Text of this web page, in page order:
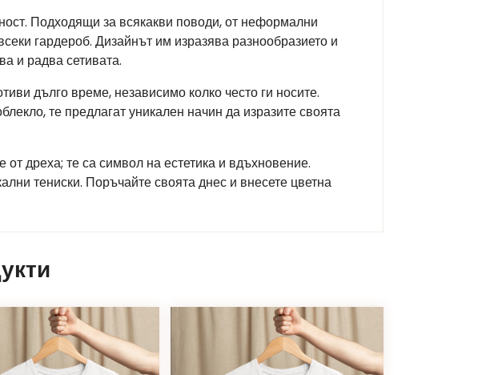
Подходящи за всякакви поводи, от неформални
гардероб. Дизайнът им изразява разнообразието и
и радва сетивата.
дълго време, независимо колко често ги носите.
те предлагат уникален начин да изразите своята
от дреха; те са символ на естетика и вдъхновение.
тениски. Поръчайте своята днес и внесете цветна